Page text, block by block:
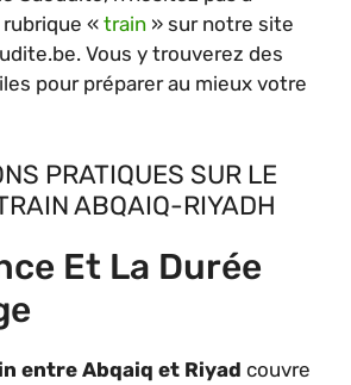
« train » sur notre site
Vous y trouverez des
pour préparer au mieux votre
PRATIQUES SUR LE
ABQAIQ-RIYADH
Et La Durée
entre Abqaiq et Riyad couvre